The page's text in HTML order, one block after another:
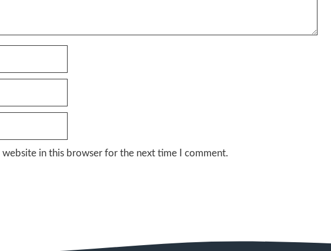
website in this browser for the next time I comment.